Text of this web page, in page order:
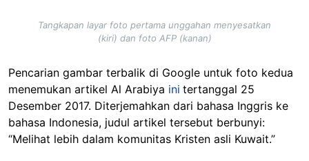
Tangkapan layar foto pertama unggahan menyesatkan
(kiri) dan foto AFP (kanan)
Pencarian gambar terbalik di Google untuk foto kedua
menemukan artikel Al Arabiya ini tertanggal 25
Desember 2017. Diterjemahkan dari bahasa Inggris ke
bahasa Indonesia, judul artikel tersebut berbunyi:
“Melihat lebih dalam komunitas Kristen asli Kuwait.”